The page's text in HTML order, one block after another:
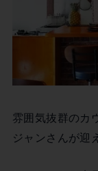
雰囲気抜群のカ
ジャンさんが迎